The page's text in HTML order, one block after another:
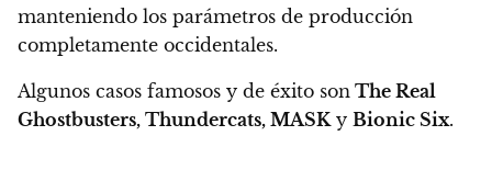
manteniendo los parámetros de producción
completamente occidentales.
Algunos casos famosos y de éxito son The Real
Ghostbusters, Thundercats, MASK y Bionic Six.